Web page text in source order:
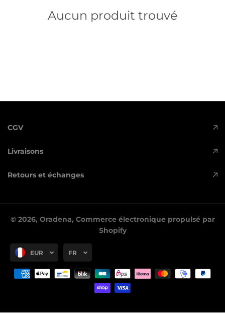
Aucun produit trouvé
CGV
Livraisons
Retours et échanges
© 2026, Oradena, Commerce électronique propulsé par
Shopify
EUR FR